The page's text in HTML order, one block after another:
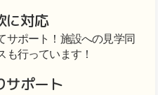
に対応
サポート！施設への見学同
も行っています！
サポート